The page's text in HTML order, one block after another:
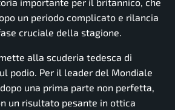
un periodo complicato e rilancia
cruciale della stagione.
alla scuderia tedesca di
podio. Per il leader del Mondiale
una prima parte non perfetta,
un risultato pesante in ottica